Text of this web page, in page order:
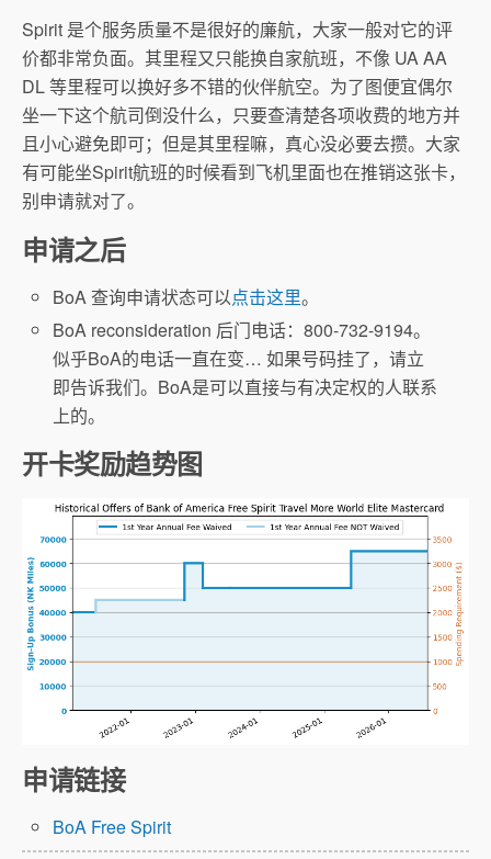
Spirit 是个服务质量不是很好的廉航，大家一般对它的评
价都非常负面。其里程又只能换自家航班，不像 UA AA
DL 等里程可以换好多不错的伙伴航空。为了图便宜偶尔
坐一下这个航司倒没什么，只要查清楚各项收费的地方并
且小心避免即可；但是其里程嘛，真心没必要去攒。大家
有可能坐Spirit航班的时候看到飞机里面也在推销这张卡，
别申请就对了。
申请之后
BoA 查询申请状态可以点击这里。
BoA reconsideration 后门电话：800-732-9194。
似乎BoA的电话一直在变… 如果号码挂了，请立
即告诉我们。BoA是可以直接与有决定权的人联系
上的。
开卡奖励趋势图
申请链接
BoA Free Spirit